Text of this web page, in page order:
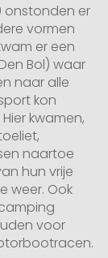
onstonden er
vormen
er een
Bol) waar
naar alle
kon
kwamen,
naartoe
hun vrije
weer. Ook
voor